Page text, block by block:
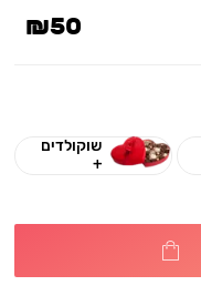
₪50
שוקולדים
+